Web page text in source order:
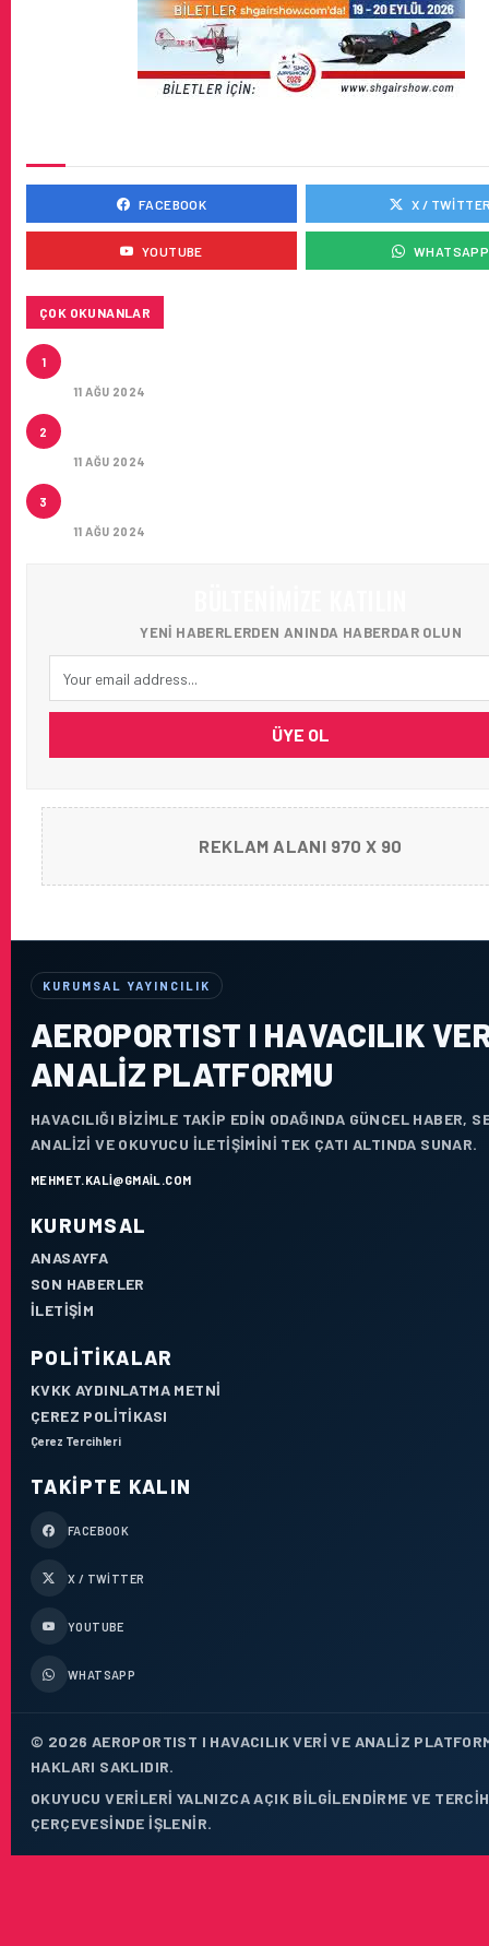
FACEBOOK X /
YOUTUBE WHATSAPP
ÇOK OKUNANLAR
1
11 AĞU 2024
2
11 AĞU 2024
3
11 AĞU 2024
YENI HABERLERDEN ANINDA HABERDAR OLUN
ÜYE OL
REKLAM ALANI 970 X 90
KURUMSAL YAYINCILIK
AEROPORTIST I HAVACILIK
ANALIZ PLATFORMU
HAVACILIĞI BIZIMLE TAKIP EDIN ODAĞINDA GÜNCEL HABER,
ANALIZI VE OKUYUCU ILETIŞIMINI TEK ÇATI ALTINDA SUNAR.
MEHMET.KALI@GMAIL.COM
KURUMSAL
ANASAYFA
SON HABERLER
İLETIŞIM
POLITIKALAR
KVKK AYDINLATMA METNI
ÇEREZ POLITIKASI
Çerez Tercihleri
TAKIPTE KALIN
FACEBOOK
X / TWITTER
YOUTUBE
WHATSAPP
© 2026 AEROPORTIST I HAVACILIK VERI VE ANALIZ
HAKLARI SAKLIDIR.
OKUYUCU VERILERI YALNIZCA AÇIK BILGILENDIRME VE
ÇERÇEVESINDE IŞLENIR.